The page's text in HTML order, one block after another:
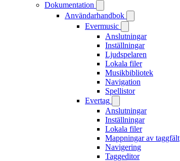
Dokumentation
Användarhandbok
Evermusic
Anslutningar
Inställningar
Ljudspelaren
Lokala filer
Musikbibliotek
Navigation
Spellistor
Evertag
Anslutningar
Inställningar
Lokala filer
Mappningar av taggfält
Navigering
Taggeditor